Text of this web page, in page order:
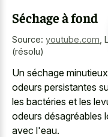
Séchage à fond
Source: youtube.com,
(résolu)
Un séchage
odeurs persistantes
les bactéries et les
odeurs désagréables
avec l'eau.